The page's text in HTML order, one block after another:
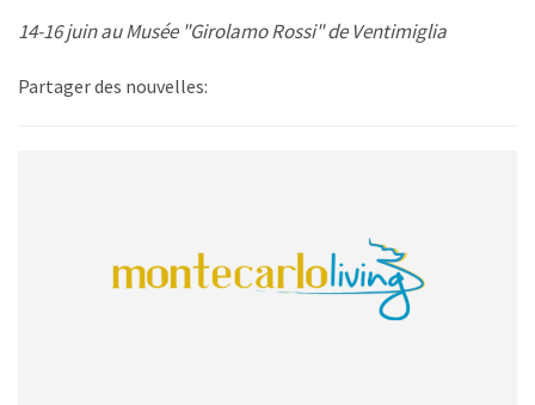
14-16 juin au Musée "Girolamo Rossi" de Ventimiglia
Partager des nouvelles: